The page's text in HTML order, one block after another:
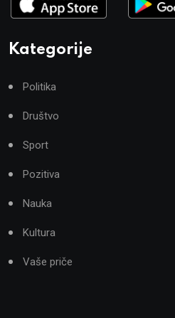
Kategorije
Politika
Društvo
Sport
Pozitiva
Nauka
Kultura
Vaše priče